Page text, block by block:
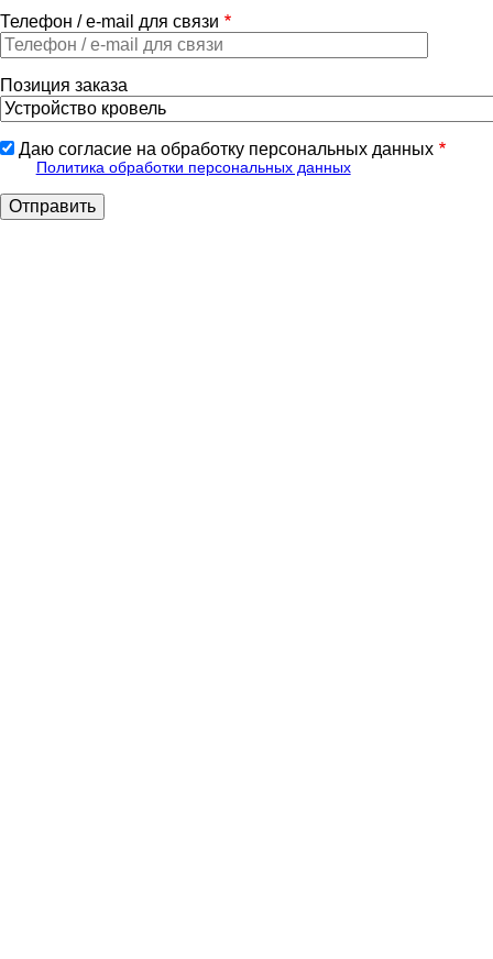
Телефон / e-mail для связи
Позиция заказа
Даю согласие на обработку персональных данных
Политика обработки персональных данных